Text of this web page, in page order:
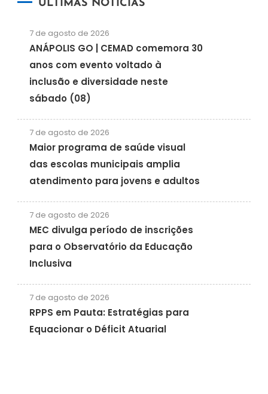
ÚLTIMAS NOTÍCIAS
7 de agosto de 2026
ANÁPOLIS GO | CEMAD comemora 30
anos com evento voltado à
inclusão e diversidade neste
sábado (08)
7 de agosto de 2026
Maior programa de saúde visual
das escolas municipais amplia
atendimento para jovens e adultos
7 de agosto de 2026
MEC divulga período de inscrições
para o Observatório da Educação
Inclusiva
7 de agosto de 2026
RPPS em Pauta: Estratégias para
Equacionar o Déficit Atuarial